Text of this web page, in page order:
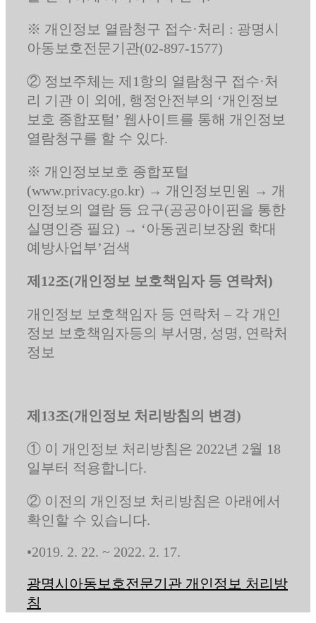
※ 개인정보 열람청구 접수·처리 : 광명시
아동보호전문기관(02-897-1577)
② 정보주체는 제1항의 열람청구 접수·처
리 기관 이 외에, 행정안전부의 ‘개인정보
보호 종합포털’ 웹사이트를 통해 개인정보
열람청구를 할 수 있다.
※ 개인정보보호 종합포털
(www.privacy.go.kr) → 개인정보민원 → 개
인정보의 열람 등 요구(공공아이핀을 통한
실명인증 필요) → ‘아동권리보장원 학대
예방사업부’검색
제12조(개인정보 보호책임자 등 연락처)
개인정보 보호책임자 등 연락처 – 각 개인
정보 보호책임자등의 부서명, 성명, 연락처
정보
제13조(개인정보 처리방침의 변경)
① 이 개인정보 처리방침은 2022년 2월 18
일부터 적용합니다.
② 이전의 개인정보 처리방침은 아래에서
확인할 수 있습니다.
•2019. 2. 22. ~ 2022. 2. 17.
광명시아동보호전문기관 개인정보 처리방
침